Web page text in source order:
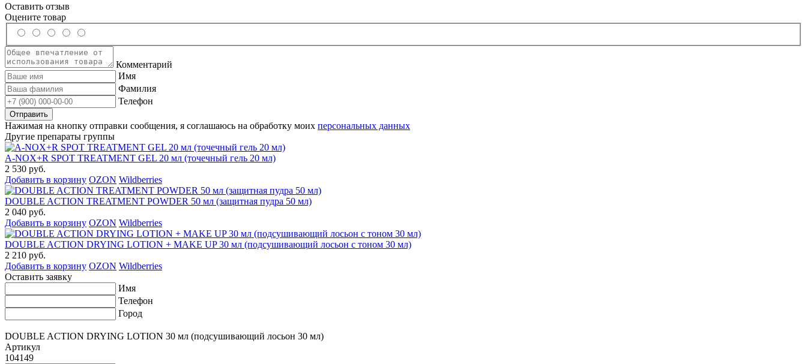
Оставить отзыв
Оцените товар
Комментарий
Имя
Фамилия
Телефон
Нажимая на кнопку отправки сообщения, я соглашаюсь на обработку моих персональных данных
Другие препараты группы
A-NOX+R SPOT TREATMENT GEL 20 мл (точечный гель 20 мл)
2 530 руб.
Добавить в корзину OZON Wildberries
DOUBLE ACTION TREATMENT POWDER 50 мл (защитная пудра 50 мл)
2 040 руб.
Добавить в корзину OZON Wildberries
DOUBLE ACTION DRYING LOTION + MAKE UP 30 мл (подсушивающий лосьон с тоном 30 мл)
2 210 руб.
Добавить в корзину OZON Wildberries
Оставить заявку
Имя
Телефон
Город
DOUBLE ACTION DRYING LOTION 30 мл (подсушивающий лосьон 30 мл)
Артикул
104149